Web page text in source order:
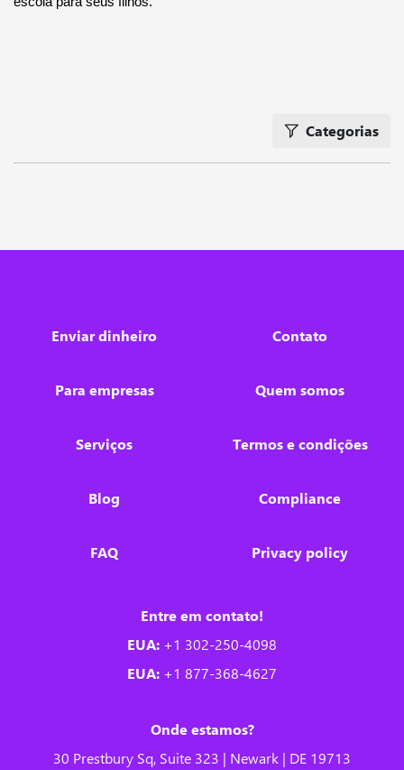
Categorias
Enviar dinheiro
Para empresas
Serviços
Blog
FAQ
Contato
Quem somos
Termos e condições
Compliance
Privacy policy
Entre em contato!
EUA: +1 302-250-4098
EUA: +1 877-368-4627
Onde estamos?
30 Prestbury Sq, Suite 323 | Newark | DE 19713